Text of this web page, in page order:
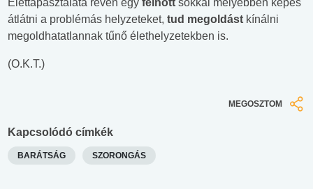
Élettapasztalata révén egy felnőtt sokkal mélyebben képes
átlátni a problémás helyzeteket, tud megoldást kínálni
megoldhatatlannak tűnő élethelyzetekben is.
(O.K.T.)
MEGOSZTOM
Kapcsolódó címkék
BARÁTSÁG SZORONGÁS